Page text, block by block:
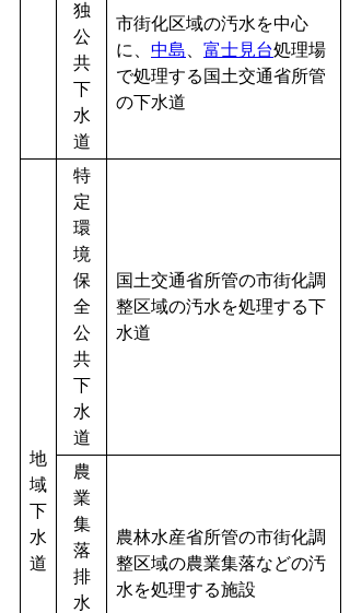
独
公
共
下
水
道
市街化区域の汚水を中心
に、 中島 富士見台処理場
で処理する国土交通省所管
の下水道
地
域
下
水
道
特
定
環
境
保
全
公
共
下
水
道
国土交通省所管の市街化調
整区域の汚水を処理する下
水道
農
業
集
落
排
水
農林水産省所管の市街化調
整区域の農業集落などの汚
水を処理する施設